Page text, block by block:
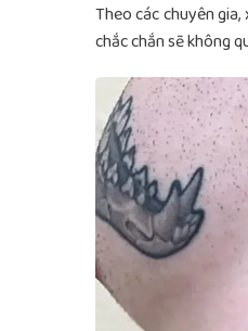
Theo các chuyên
chắc chắn sẽ không